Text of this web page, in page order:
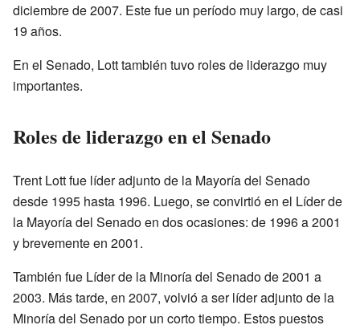
diciembre de 2007. Este fue un período muy largo, de casi
19 años.
En el Senado, Lott también tuvo roles de liderazgo muy
importantes.
Roles de liderazgo en el Senado
Trent Lott fue líder adjunto de la Mayoría del Senado
desde 1995 hasta 1996. Luego, se convirtió en el Líder de
la Mayoría del Senado en dos ocasiones: de 1996 a 2001
y brevemente en 2001.
También fue Líder de la Minoría del Senado de 2001 a
2003. Más tarde, en 2007, volvió a ser líder adjunto de la
Minoría del Senado por un corto tiempo. Estos puestos